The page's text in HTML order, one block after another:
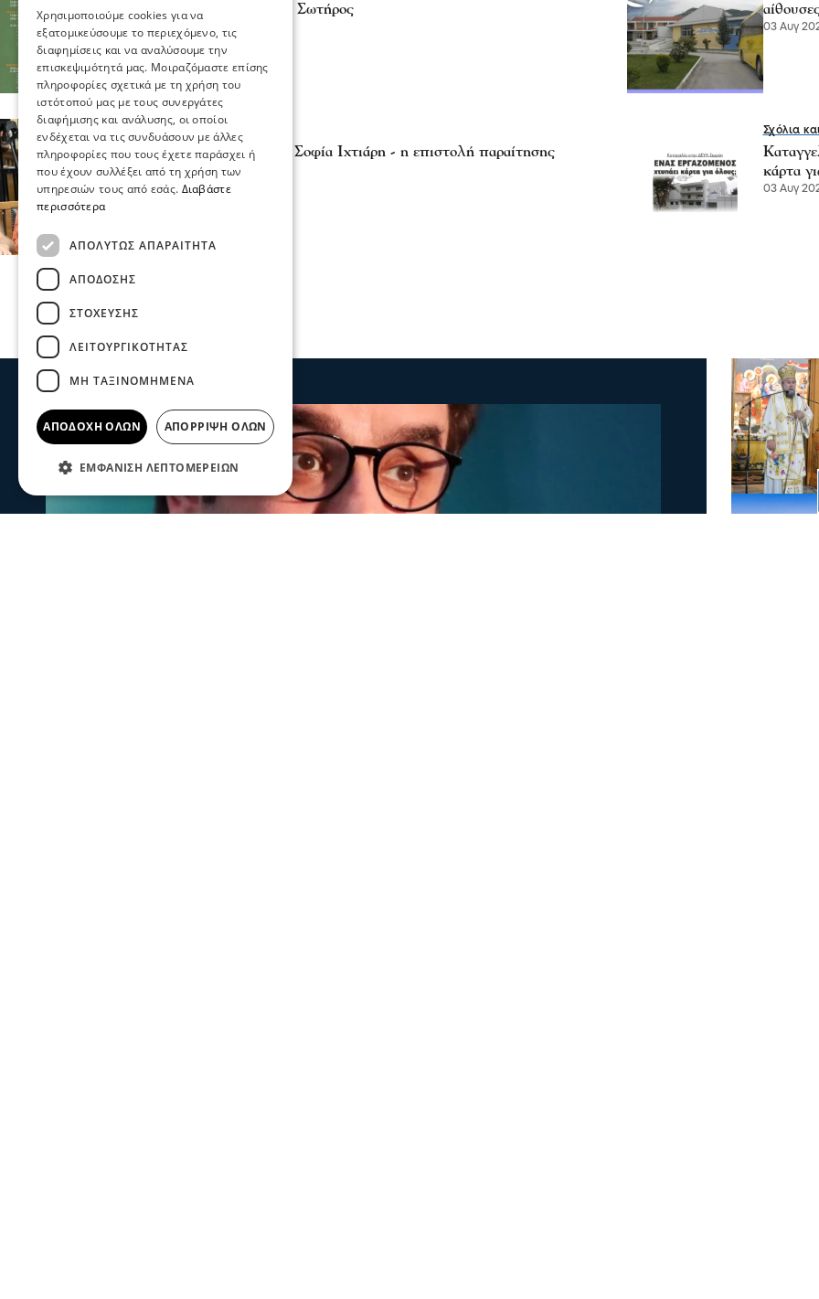
της Μεταμόρφωσης του Σωτήρος
05 Αυγ 2026, 20:23 03 Αυγ
Σχόλια και...άλλα
Σέρρες: Παραιτήθηκε η Σοφία Ιχτιάρη - η επιστολή παραίτησης
03 Αυγ 2026, 17:33
Σχόλια
κάρτα
03 Αυγ
Χρησιμοποιούμε cookies για να
εξατομικεύσουμε το περιεχόμενο, τις
διαφημίσεις και να αναλύσουμε την
επισκεψιμότητά μας. Μοιραζόμαστε επίσης
πληροφορίες σχετικά με τη χρήση του
ιστότοπού μας με τους συνεργάτες
διαφήμισης και ανάλυσης, οι οποίοι
ενδέχεται να τις συνδυάσουν με άλλες
πληροφορίες που τους έχετε παράσχει ή
που έχουν συλλέξει από τη χρήση των
υπηρεσιών τους από εσάς. Διαβάστε
περισσότερα
ΑΠΟΛΎΤΩΣ ΑΠΑΡΑΊΤΗΤΑ
ΑΠΌΔΟΣΗΣ
ΣΤΌΧΕΥΣΗΣ
ΛΕΙΤΟΥΡΓΙΚΌΤΗΤΑΣ
ΜΗ ΤΑΞΙΝΟΜΗΜΈΝΑ
ΑΠΟΔΟΧΉ ΌΛΩΝ ΑΠΌΡΡΙΨΗ ΌΛΩΝ
ΕΜΦΆΝΙΣΗ ΛΕΠΤΟΜΕΡΕΙΏΝ